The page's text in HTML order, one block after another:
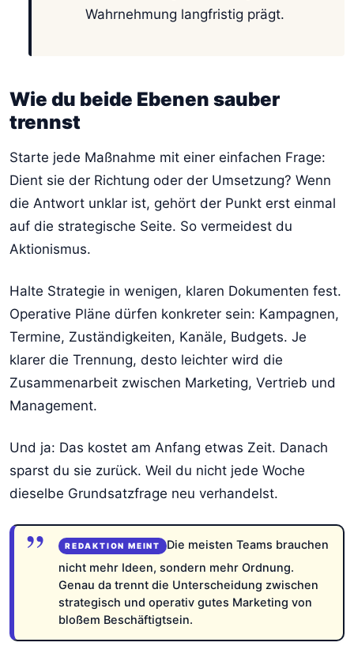
Wahrnehmung langfristig prägt.
Wie du beide Ebenen sauber
trennst
Starte jede Maßnahme mit einer einfachen Frage:
Dient sie der Richtung oder der Umsetzung? Wenn
die Antwort unklar ist, gehört der Punkt erst einmal
auf die strategische Seite. So vermeidest du
Aktionismus.
Halte Strategie in wenigen, klaren Dokumenten fest.
Operative Pläne dürfen konkreter sein: Kampagnen,
Termine, Zuständigkeiten, Kanäle, Budgets. Je
klarer die Trennung, desto leichter wird die
Zusammenarbeit zwischen Marketing, Vertrieb und
Management.
Und ja: Das kostet am Anfang etwas Zeit. Danach
sparst du sie zurück. Weil du nicht jede Woche
dieselbe Grundsatzfrage neu verhandelst.
Die meisten Teams brauchen
nicht mehr Ideen, sondern mehr Ordnung.
Genau da trennt die Unterscheidung zwischen
strategisch und operativ gutes Marketing von
bloßem Beschäftigtsein.